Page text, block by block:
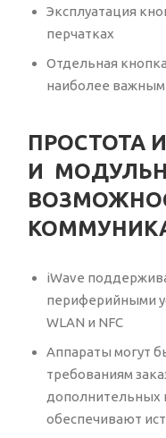
Эксплуатация
перчатках
Отдельная
наиболее
ПРОСТОТА
И
iWave
периферийными
WLAN и NFC
Аппараты могут
требованиям
дополнительных
обеспечивают